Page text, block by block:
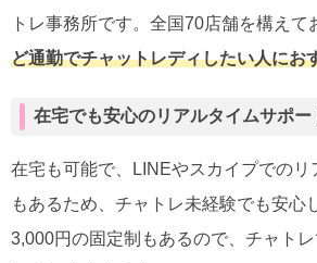
トレ事務所です。全国70店舗を構えて
ど通勤でチャットレディしたい人にお
在宅でも安心のリアルタイムサポー
在宅も可能で、LINEやスカイプでのリ
もあるため、チャトレ未経験でも安心
3,000円の固定制もあるので、チャト